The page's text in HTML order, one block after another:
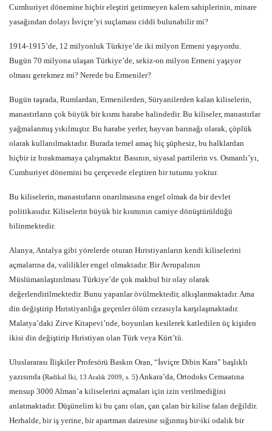
Cumhuriyet dönemine hiçbir eleştiri getirmeyen kalem sahiplerinin, minare
yasağından dolayı İsviçre’yi suçlaması ciddi bulunabilir mi?
1914-1915’de, 12 milyonluk Türkiye’de iki milyon Ermeni yaşıyordu.
Bugün 70 milyona ulaşan Türkiye’de, sekiz-on milyon Ermeni yaşıyor
olması gerekmez mi? Nerede bu Ermeniler?
Bugün taşrada, Rumlardan, Ermenilerden, Süryanilerden kalan kiliselerin,
manastırların çok büyük bir kısmı harabe halindedir. Bu kiliseler, manastırlar
yağmalanmış yıkılmıştır. Bu harabe yerler, hayvan barınağı olarak, çöplük
olarak kullanılmaktadır. Burada temel amaç hiç şüphesiz, bu halklardan
hiçbir iz bırakmamaya çalışmaktır. Basının, siyasal partilerin vs. Osmanlı’yı,
Cumhuriyet dönemini bu çerçevede eleştiren bir tutumu yoktur.
Bu kiliselerin, manastırların onarılmasına engel olmak da bir devlet
politikasıdır. Kiliselerin büyük bir kısmının camiye dönüştürüldüğü
bilinmektedir.
Alanya, Antalya gibi yörelerde oturan Hıristiyanların kendi kiliselerini
açmalarına da, valilikler engel olmaktadır. Bir Avrupalının
Müslümanlaştırılması Türkiye’de çok makbul bir olay olarak
değerlendirilmektedir. Bunu yapanlar övülmektedir, alkışlanmaktadır. Ama
din değiştirip Hıristiyanlığa geçenler ölüm cezasıyla karşılaşmaktadır.
Malatya’daki Zirve Kitapevi’nde, boyunları kesilerek katledilen üç kişiden
ikisi din değiştirip Hıristiyan olan Türk veya Kürt’tü.
Uluslararası İlişkiler Profesörü Baskın Oran, “İsviçre Dibin Kara” başlıklı
yazısında (Radikal İki, 13 Aralık 2009, s. 5) Ankara’da, Ortodoks Cemaatına
mensup 3000 Alman’a kiliselerini açmaları için izin verilmediğini
anlatmaktadır. Düşünelim ki bu çanı olan, çan çalan bir kilise falan değildir.
Herhalde, bir iş yerine, bir apartman dairesine sığınmış bir-iki odalık bir